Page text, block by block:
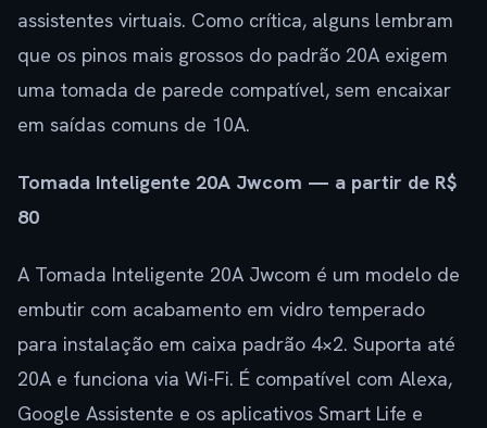
assistentes virtuais. Como crítica, alguns lembram
que os pinos mais grossos do padrão 20A exigem
uma tomada de parede compatível, sem encaixar
em saídas comuns de 10A.
Tomada Inteligente 20A Jwcom — a partir de R$
80
A Tomada Inteligente 20A Jwcom é um modelo de
embutir com acabamento em vidro temperado
para instalação em caixa padrão 4×2. Suporta até
20A e funciona via Wi-Fi. É compatível com Alexa,
Google Assistente e os aplicativos Smart Life e